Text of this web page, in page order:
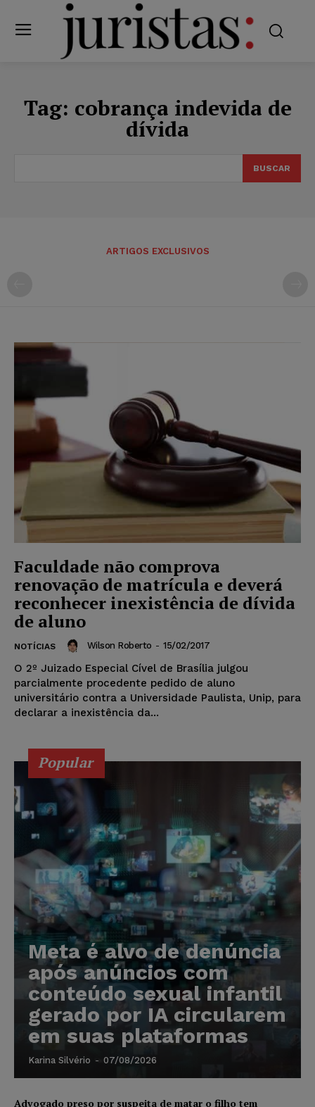
Tag: cobrança indevida de
dívida
BUSCAR
ARTIGOS EXCLUSIVOS
Faculdade não comprova
renovação de matrícula e deverá
reconhecer inexistência de dívida
de aluno
NOTÍCIAS Wilson Roberto - 15/02/2017
O 2º Juizado Especial Cível de Brasília julgou
parcialmente procedente pedido de aluno
universitário contra a Universidade Paulista, Unip, para
declarar a inexistência da...
Popular
Meta é alvo de denúncia
após anúncios com
conteúdo sexual infantil
gerado por IA circularem
em suas plataformas
Karina Silvério - 07/08/2026
Advogado preso por suspeita de matar o filho tem